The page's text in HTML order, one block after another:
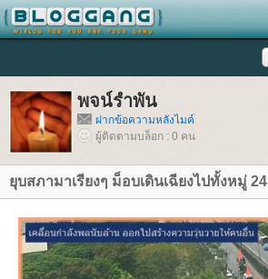
พจน์รำพัน
ฝากข้อความหลังไมค์
ผู้ติดตามบล็อก : 0 คน
ุบสภามาเรียงๆ ม็อบเดินเฉียงไปทั้งหมู่ 24